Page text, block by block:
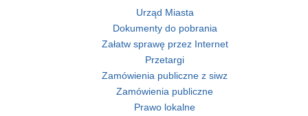
Urząd Miasta
Dokumenty do pobrania
Załatw sprawę przez Internet
Przetargi
Zamówienia publiczne z siwz
Zamówienia publiczne
Prawo lokalne